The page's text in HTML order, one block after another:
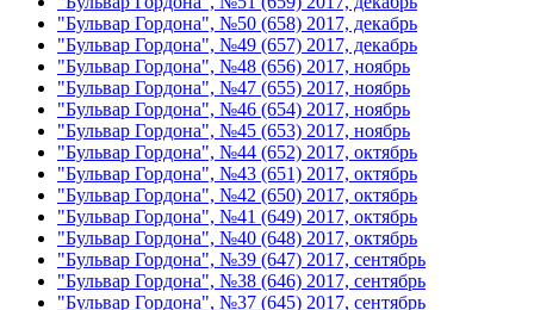
"Бульвар Гордона", №50 (658) 2017, декабрь
"Бульвар Гордона", №49 (657) 2017, декабрь
"Бульвар Гордона", №48 (656) 2017, ноябрь
"Бульвар Гордона", №47 (655) 2017, ноябрь
"Бульвар Гордона", №46 (654) 2017, ноябрь
"Бульвар Гордона", №45 (653) 2017, ноябрь
"Бульвар Гордона", №44 (652) 2017, октябрь
"Бульвар Гордона", №43 (651) 2017, октябрь
"Бульвар Гордона", №42 (650) 2017, октябрь
"Бульвар Гордона", №41 (649) 2017, октябрь
"Бульвар Гордона", №40 (648) 2017, октябрь
"Бульвар Гордона", №39 (647) 2017, сентябрь
"Бульвар Гордона", №38 (646) 2017, сентябрь
"Бульвар Гордона", №37 (645) 2017, сентябрь